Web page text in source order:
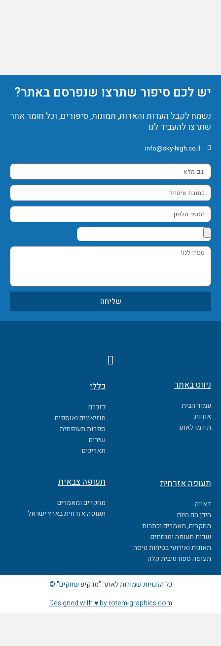
יש לכם סיפור שתרצו שנפרסם באתר?
נשמח לקבל הערות והארות, תמונות, סיפורים, וכל חומר אחר
שתרצו להעביר לנו
info@sky-high.co.il
שם
מלא
כתובת
אימייל
מספר
טלפון
ספרו
שליחה
F
a
ניווט באתר
עמוד הבית
אודות
תירמו לאתר
כללי
לזכרם
מוזיאונים ואוספים
ספרות תעופתית
שירים
תאריכים
תעופה אזרחית
דאייה
היכן הם היום
מחקרים, מאמרים וכתבות
שדות תעופה ומנחתים
תאונות ואירועי בטיחות טיסה
תעופה ספורטיבית קלה
תעופה צבאית
מחקרים ומאמרים
תעופה אזרחית בארץ ישראל
כל הזכויות שמורות לאתר "מרקיע שחקים" ©
Designed with ♥ by rotem-graphics.com